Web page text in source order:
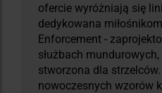
ofercie wyróżniają się
dedykowana
Enforcement -
służbach
stworzona dla
nowoczesnych wzorów